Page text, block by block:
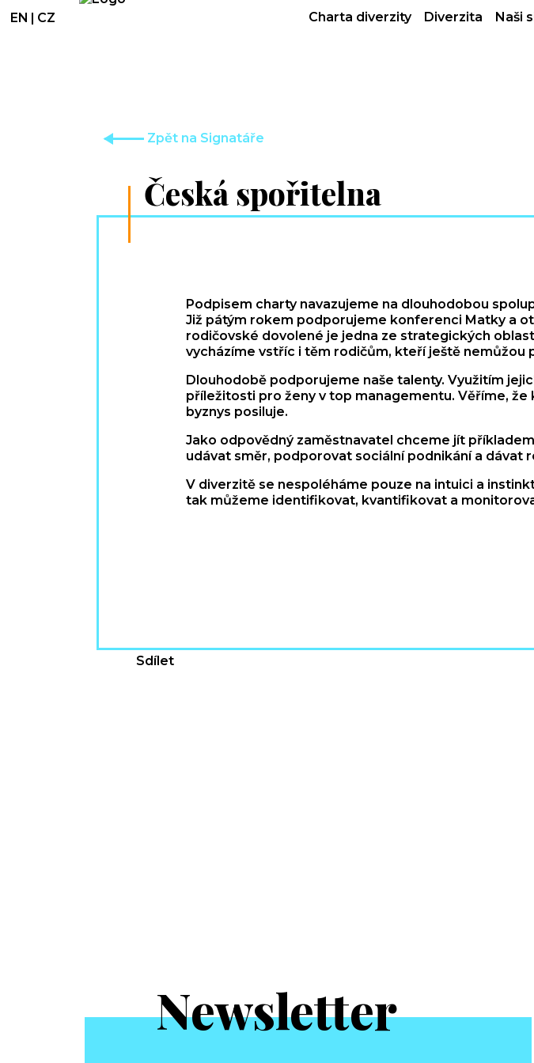
Charta diverzity Diverzita Naši
EN | CZ
Zpět na Signatáře
Česká spořitelna
Podpisem charty navazujeme na dlouhodobou
Již pátým rokem podporujeme konferenci Matky a
rodičovské dovolené je jedna ze strategických
vycházíme vstříc i těm rodičům, kteří ještě nemůžou
Dlouhodobě podporujeme naše talenty. Využitím
příležitosti pro ženy v top managementu. Věříme,
byznys posiluje.
Jako odpovědný zaměstnavatel chceme jít
udávat směr, podporovat sociální podnikání a dávat
V diverzitě se nespoléháme pouze na intuici a
tak můžeme identifikovat, kvantifikovat a
Sdílet
Newsletter